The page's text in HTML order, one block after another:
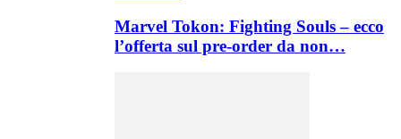
Marvel Tokon: Fighting Souls – ecco
l’offerta sul pre-order da non…